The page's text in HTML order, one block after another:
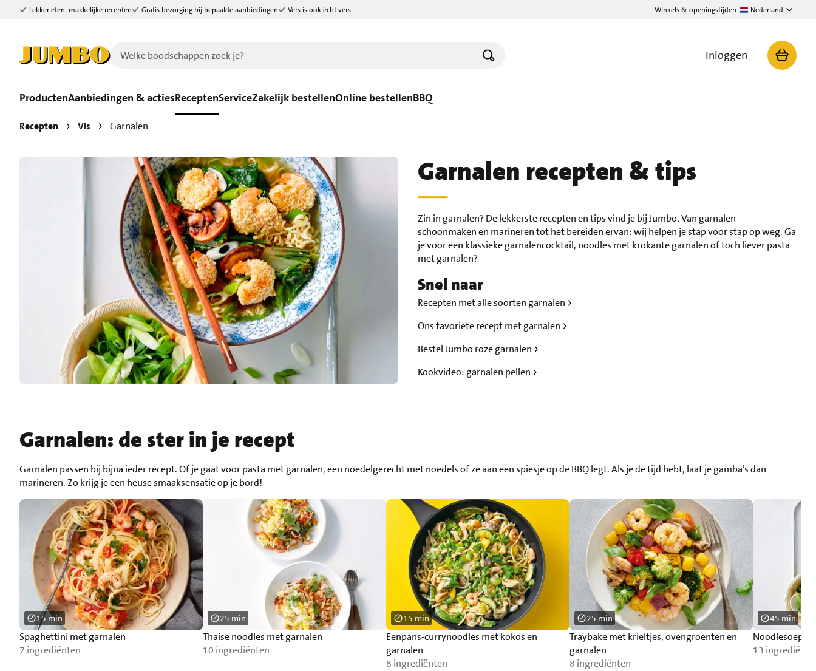
Ga naar zoeken
Ga naar hoofdinhoud
Lekker eten, makkelijke recepten Gratis bezorging bij bepaalde aanbiedingen Vers is ook écht vers Winkels & openingstijden Nederland
Inloggen
ProductenAanbiedingen & actiesReceptenServiceZakelijk bestellenOnline bestellenBBQ
Recepten Vis Garnalen
Garnalen recepten & tips
Zin in garnalen? De lekkerste recepten en tips vind je bij Jumbo. Van garnalen
schoonmaken en marineren tot het bereiden ervan: wij helpen je stap voor stap op weg. Ga
je voor een klassieke garnalencocktail, noodles met krokante garnalen of toch liever pasta
met garnalen?
Snel naar
Recepten met alle soorten garnalen
Ons favoriete recept met garnalen
Bestel Jumbo roze garnalen
Kookvideo: garnalen pellen
Garnalen: de ster in je recept
Garnalen passen bij bijna ieder recept. Of je gaat voor pasta met garnalen, een noedelgerecht met noedels of ze aan een spiesje op de BBQ legt. Als je de tijd hebt, laat je gamba’s dan
marineren. Zo krijg je een heuse smaaksensatie op je bord!
Spaghettini met garnalen
7 ingrediënten
15 min
Thaise noodles met garnalen
10 ingrediënten
25 min
Eenpans-currynoodles met kokos en
garnalen
8 ingrediënten
15 min
Traybake met krieltjes, ovengroenten en
garnalen
8 ingrediënten
25 min
Noodlesoep
13
45 min